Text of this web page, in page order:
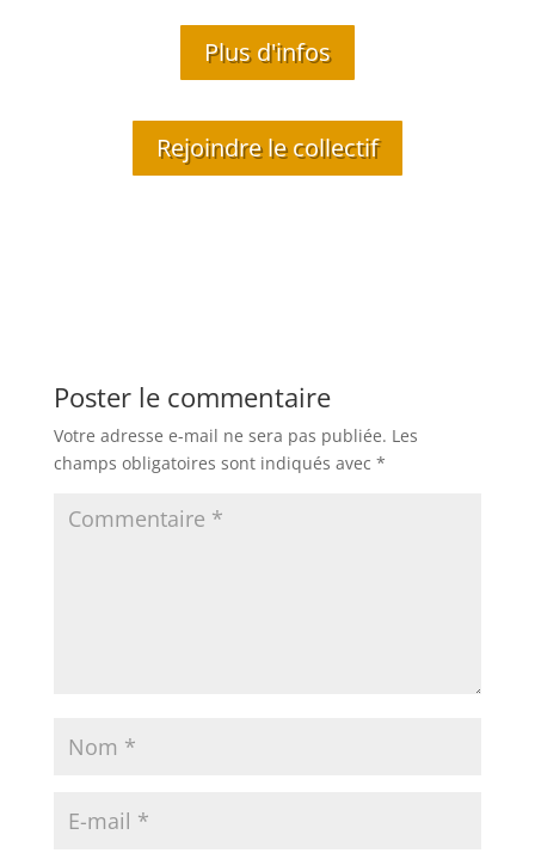
Plus d'infos
Rejoindre le collectif
Poster le commentaire
Votre adresse e-mail ne sera pas publiée. Les
champs obligatoires sont indiqués avec *